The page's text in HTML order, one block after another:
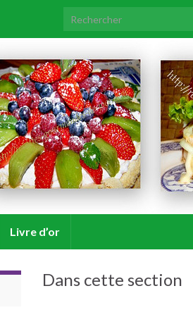
Search for:
Livre d’or
Dans cette section